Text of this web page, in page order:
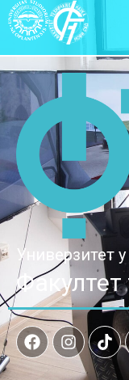
Универзитет
Факултет